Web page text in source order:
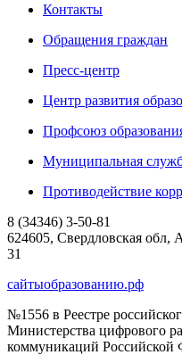
Контакты
Обращения граждан
Пресс-центр
Центр развития
Профсоюз
Муниципальная
Противодействие
8 (34346) 3-50-81
624605, Свердловская обл,
31
сайтыобразованию.рф
№1556 в Реестре
Министерства цифрового
коммуникаций Российской